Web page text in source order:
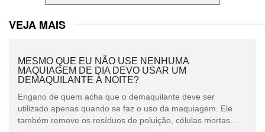
VEJA MAIS
MESMO QUE EU NÃO USE NENHUMA
MAQUIAGEM DE DIA DEVO USAR UM
DEMAQUILANTE À NOITE?
Engano de quem acha que o demaquilante deve ser
utilizado apenas quando se faz o uso da maquiagem. Ele
também remove os resíduos de poluição, células mortas...